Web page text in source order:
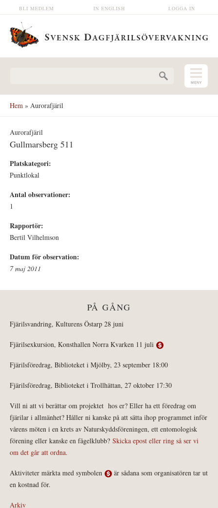
Hoppa till huvudinnehåll LOGGA IN
IN ENGLISH
BLI MEDLEM
Hem » Aurorafjäril
Aurorafjäril
Gullmarsberg 511
Platskategori:
Punktlokal
Antal observationer:
1
Rapportör:
Bertil Vilhelmson
Datum för observation:
7 maj 2011
PÅ GÅNG
Fjärilsvandring, Kulturens Östarp 28 juni
Fjärilsexkursion, Konsthallen Norra Kvarken 11 juli
Fjärilsföredrag, Biblioteket i Mjölby, 23 september 18:00
Fjärilsföredrag, Biblioteket i Trollhättan, 27 oktober 17:30
Vill ni att vi berättar om projektet hos er? Eller ha ett föredrag om
fjärilar i allmänhet? Håller ni kanske på att sätta ihop programmet inför
vårens möten i en krets av Naturskyddsföreningen, ett entomologisk
förening eller kanske en fågelklubb? Skicka epost eller ring så ser vi
om det går att ordna.
Aktiviteter märkta med symbolen
är sådana som organisatören tar ut
en kostnad för.
Arkiv